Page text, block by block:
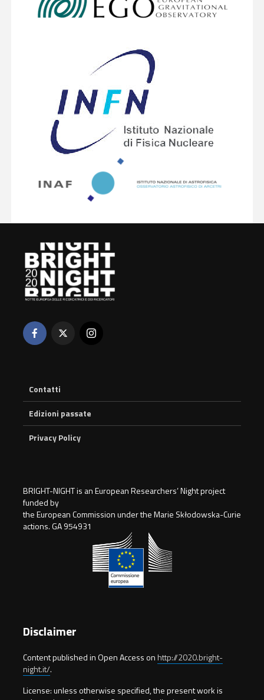
Contatti
Edizioni passate
Privacy Policy
BRIGHT-NIGHT is an European Researchers’ Night project
funded by
the European Commission under the Marie Skłodowska-Curie
actions. GA 954931
Disclaimer
Content published in Open Access onhttp://2020.bright-
night.it/.
License: unless otherwise specified, the present work is